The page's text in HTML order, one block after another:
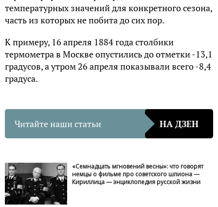
температурных значений для конкретного сезона,
часть из которых не побита до сих пор.
К примеру, 16 апреля 1884 года столбики
термометра в Москве опустились до отметки -13,1
градусов, а утром 26 апреля показывали всего -8,4
градуса.
Читайте наши статьи НА ДЗЕН
«Семнадцать мгновений весны»: что говорят
немцы о фильме про советского шпиона —
Кириллица — энциклопедия русской жизни